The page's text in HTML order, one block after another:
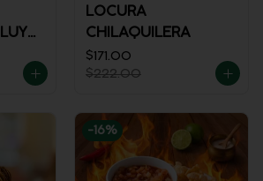
LOCURA
CHILAQUILERA
$171.00
$222.00
-16%